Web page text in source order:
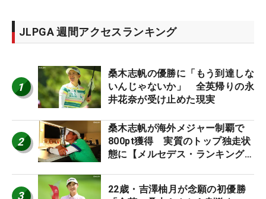
JLPGA 週間アクセスランキング
1
桑木志帆の優勝に「もう到達しな
いんじゃないか」 全英帰りの永
井花奈が受け止めた現実
2
桑木志帆が海外メジャー制覇で
800pt獲得 実質のトップ独走状
態に【メルセデス・ランキング番
3
22歳・吉澤柚月が念願の初優勝